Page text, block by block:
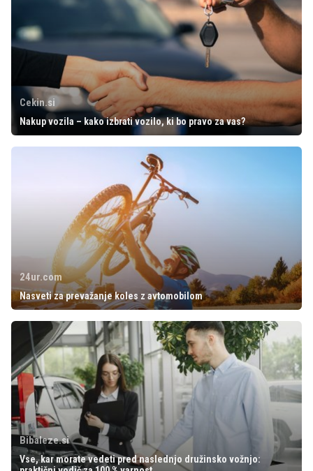
Cekin.si
Nakup vozila – kako izbrati vozilo, ki bo pravo za vas?
24ur.com
Nasveti za prevažanje koles z avtomobilom
Bibaleze.si
Vse, kar morate vedeti pred naslednjo družinsko vožnjo: